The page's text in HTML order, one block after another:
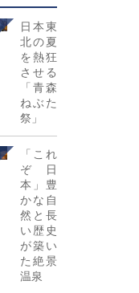
日本東
北の夏
を熱狂
させる
「青森
ねぶた
祭」
はこち
「これ
ぞ日
本」豊
かな自
然と長
い歴史
が築い
た絶景
温泉
はこち